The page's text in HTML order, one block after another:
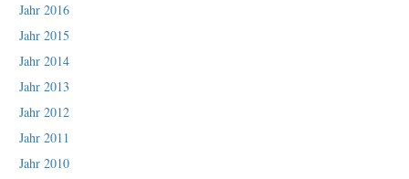
Jahr 2016
Jahr 2015
Jahr 2014
Jahr 2013
Jahr 2012
Jahr 2011
Jahr 2010